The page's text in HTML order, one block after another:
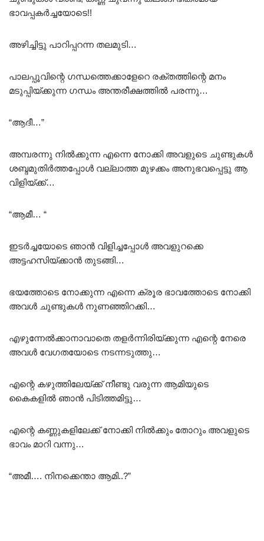
ഭാവപ്പകർച്ചയോടെ!!
അഴിച്ചിട്ടു പാറിപ്പറന്ന തലമുടി…
പാലപ്പൂവിന്റെ ഗന്ധത്തെക്കാളേറെ രക്തത്തിന്റെ മനം
മടുപ്പിയ്ക്കുന്ന ഗന്ധം അന്തരീക്ഷത്തിൽ പരന്നു…
“ആദീ…”
അമ്പരന്നു നിൽക്കുന്ന എന്നെ നോക്കി അവളുടെ ചുണ്ടുകൾ
ശബ്ദമുതിർത്തപ്പോൾ വല്ലാത്ത മുഴക്കം അനുഭവപ്പെട്ടു ആ
വിളിയ്ക്ക്…
“ആമീ… “
ഇടർച്ചയോടെ ഞാൻ വിളിച്ചപ്പോൾ അവളുറക്കെ
അട്ടഹസിയ്ക്കാൻ തുടങ്ങി…
ഭയത്തോടെ നോക്കുന്ന എന്നെ ക്രൂര ഭാവത്തോടെ നോക്കി
അവൾ ചുണ്ടുകൾ നുണഞ്ഞിറക്കി…
എഴുന്നേൽക്കാനാവാതെ തളർന്നിരിയ്ക്കുന്ന എന്റെ നേരെ
അവൾ വേഗതയോടെ നടന്നടുത്തു…
എന്റെ കഴുത്തിലേയ്ക്ക് നീണ്ടു വരുന്ന ആമിയുടെ
കൈകളിൽ ഞാൻ പിടിത്തമിട്ടു…
എന്റെ കണ്ണുകളിലേക്ക് നോക്കി നിൽക്കും തോറും അവളുടെ
ഭാവം മാറി വന്നു…
“അമീ…. നിനക്കെന്താ ആമി..?”